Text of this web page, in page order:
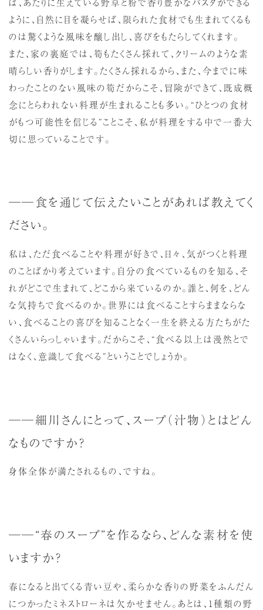
ように、自然に目を凝らせば、限られた食材でも生まれてくるも
のは驚くような風味を醸し出し、喜びをもたらしてくれます。
また、家の裏庭では、筍もたくさん採れて、クリームのような素
晴らしい香りがします。たくさん採れるから、また、今までに味
わったことのない風味の筍だからこそ、冒険ができて、既成概
念にとらわれない料理が生まれることも多い。“ひとつの食材
がもつ可能性を信じる”ことこそ、私が料理をする中で一番大
切に思っていることです。
──食を通じて伝えたいことがあれば教えてく
ださい。
私は、ただ食べることや料理が好きで、日々、気がつくと料理
のことばかり考えています。自分の食べているものを知る、そ
れがどこで生まれて、どこから来ているのか。誰と、何を、どん
な気持ちで食べるのか。世界には食べることすらままならな
い、食べることの喜びを知ることなく一生を終える方たちがた
くさんいらっしゃいます。だからこそ、“食べる以上は漫然とで
はなく、意識して食べる”ということでしょうか。
──細川さんにとって、スープ（汁物）とはどん
なものですか？
身体全体が満たされるもの、ですね。
──“春のスープ”を作るなら、どんな素材を使
いますか？
春になると出てくる青い豆や、柔らかな香りの野菜をふんだん
につかったミネストローネは欠かせません。あとは、1種類の野